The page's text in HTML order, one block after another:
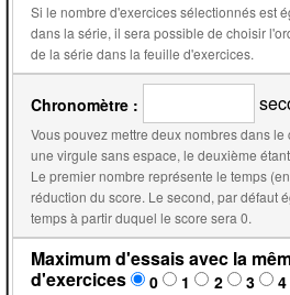
Si le nombre d'exercices sélectionnés est
dans la série, il sera possible de choisir l'ordre au moment de l'insertion
de la série dans la feuille d'exercices.
Chronomètre :
Vous pouvez mettre deux nombres dans
une virgule sans espace, le deuxième
Le premier nombre représente le temps
réduction du score. Le second, par défaut égal au premier, représente le
temps à partir duquel le score sera 0.
Maximum d'essais avec la
d'exercices
0 1 2 3 4